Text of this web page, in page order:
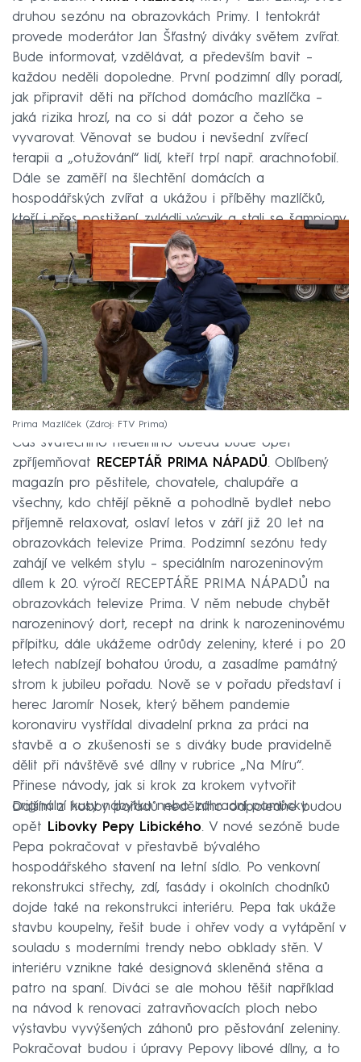
druhou sezónu na obrazovkách Primy. I tentokrát
provede moderátor Jan Šťastný diváky světem zvířat.
Bude informovat, vzdělávat, a především bavit –
každou neděli dopoledne. První podzimní díly poradí,
jak připravit děti na příchod domácího mazlíčka –
jaká rizika hrozí, na co si dát pozor a čeho se
vyvarovat. Věnovat se budou i nevšední zvířecí
terapii a „otužování“ lidí, kteří trpí např. arachnofobií.
Dále se zaměří na šlechtění domácích a
hospodářských zvířat a ukážou i příběhy mazlíčků,
kteří i přes postižení zvládli výcvik a stali se šampiony.
Prima Mazlíček Zdroj: FTV Prima
Čas svátečního nedělního oběda bude opět
zpříjemňovat
RECEPTÁŘ PRIMA NÁPADŮ. Oblíbený
magazín pro pěstitele, chovatele, chalupáře a
všechny, kdo chtějí pěkně a pohodlně bydlet nebo
příjemně relaxovat, oslaví letos v září již 20 let na
obrazovkách televize Prima. Podzimní sezónu tedy
zahájí ve velkém stylu – speciálním narozeninovým
dílem k 20. výročí RECEPTÁŘE PRIMA NÁPADŮ na
obrazovkách televize Prima. V něm nebude chybět
narozeninový dort, recept na drink k narozeninovému
přípitku, dále ukážeme odrůdy zeleniny, které i po 20
letech nabízejí bohatou úrodu, a zasadíme památný
strom k jubileu pořadu. Nově se v pořadu představí i
herec Jaromír Nosek, který během pandemie
koronaviru vystřídal divadelní prkna za práci na
stavbě a o zkušenosti se s diváky bude pravidelně
dělit při návštěvě své dílny v rubrice „Na Míru“.
Přinese návody, jak si krok za krokem vytvořit
originální kusy nábytku nebo zahradní pomůcky.
Dalším z hobby pořadů nedělního odpoledne budou
opět
Libovky Pepy Libického. V nové sezóně bude
Pepa pokračovat v přestavbě bývalého
hospodářského stavení na letní sídlo. Po venkovní
rekonstrukci střechy, zdí, fasády i okolních chodníků
dojde také na rekonstrukci interiéru. Pepa tak ukáže
stavbu koupelny, řešit bude i ohřev vody a vytápění v
souladu s moderními trendy nebo obklady stěn. V
interiéru vznikne také designová skleněná stěna a
patro na spaní. Diváci se ale mohou těšit například
na návod k renovaci zatravňovacích ploch nebo
výstavbu vyvýšených záhonů pro pěstování zeleniny.
Pokračovat budou i úpravy Pepovy libové dílny, a to